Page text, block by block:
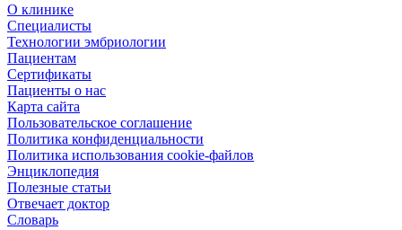
О клинике
Специалисты
Технологии эмбриологии
Пациентам
Сертификаты
Пациенты о нас
Карта сайта
Пользовательское соглашение
Политика конфиденциальности
Политика использования cookie-файлов
Энциклопедия
Полезные статьи
Отвечает доктор
Словарь